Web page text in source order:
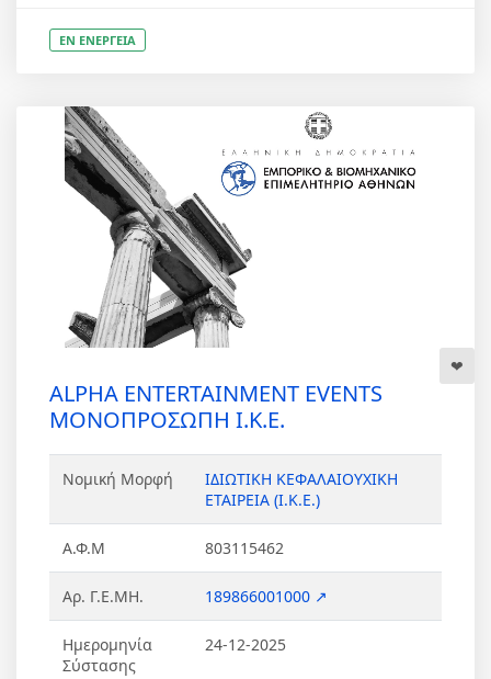
ΕΝ ΕΝΕΡΓΕΙΑ
ALPHA ENTERTAINMENT EVENTS
ΜΟΝΟΠΡΟΣΩΠΗ Ι.Κ.Ε.
Νομική Μορφή
ΙΔΙΩΤΙΚΗ ΚΕΦΑΛΑΙΟΥΧΙΚΗ
ΕΤΑΙΡΕΙΑ (Ι.Κ.Ε.)
Α.Φ.Μ 803115462
Αρ. Γ.Ε.ΜΗ. 189866001000 ↗
Ημερομηνία
Σύστασης
24-12-2025